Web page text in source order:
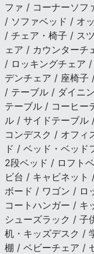
ファ / コーナーソフ
/ ソファベッド / オ
/ チェア・椅子 / ス
ェア / カウンターチ
/ ロッキングチェア
デンチェア / 座椅子
/ テーブル / ダイニ
テーブル / コーヒー
ル / サイドテーブル
コンデスク / オフィ
ド / ベッド・ベッ
2段ベッド / ロフト
ビ台 / キャビネッ
ボード / ワゴン / ロ
コートハンガー / キ
シューズラック / 子
机・キッズデスク /
棚 / ベビーチェア /